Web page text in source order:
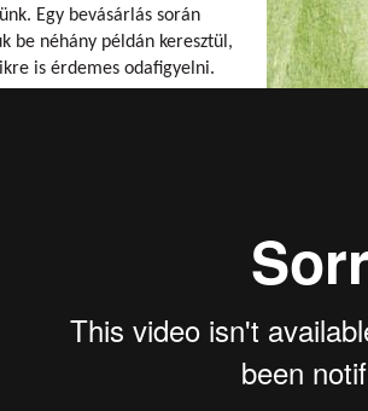
Egy bevásárlás során
be néhány példán keresztül,
is érdemes odafigyelni.